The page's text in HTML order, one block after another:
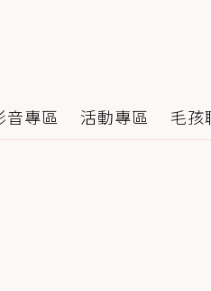
音專區 活動專區 毛孩